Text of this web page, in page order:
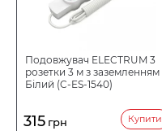
Подовжувач ELECTRUM 3
розетки 3 м з заземленням
Білий (C-ES-1540)
315 грн Купити